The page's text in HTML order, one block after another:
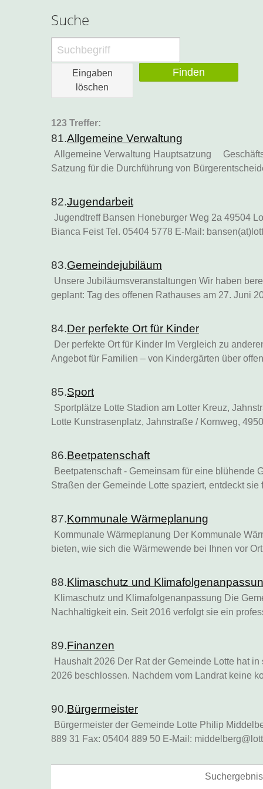
Suche
Eingaben
löschen
123 Treffer:
81.Allgemeine Verwaltung
Allgemeine Verwaltung Hauptsatzung
Satzung für die Durchführung von
82.Jugendarbeit
Jugendtreff Bansen Honeburger Weg 2a 49504
Bianca Feist Tel. 05404 5778 E-Mail:
83.Gemeindejubiläum
Unsere Jubiläumsveranstaltungen Wir haben
geplant: Tag des offenen Rathauses am 27. Juni
84.Der perfekte Ort für Kinder
Der perfekte Ort für Kinder Im Vergleich zu
Angebot für Familien – von Kindergärten über
85.Sport
Sportplätze Lotte Stadion am Lotter Kreuz,
Lotte Kunstrasenplatz, Jahnstraße / Kornweg,
86.Beetpatenschaft
Beetpatenschaft - Gemeinsam für eine blühende
Straßen der Gemeinde Lotte spaziert, entdeckt
87.Kommunale Wärmeplanung
Kommunale Wärmeplanung Der Kommunale
bieten, wie sich die Wärmewende bei Ihnen vor
88.Klimaschutz und
Klimaschutz und Klimafolgenanpassung Die
Nachhaltigkeit ein. Seit 2016 verfolgt sie ein
89.Finanzen
Haushalt 2026 Der Rat der Gemeinde Lotte hat
2026 beschlossen. Nachdem vom Landrat keine
90.Bürgermeister
Bürgermeister der Gemeinde Lotte Philip
889 31 Fax: 05404 889 50 E-Mail: